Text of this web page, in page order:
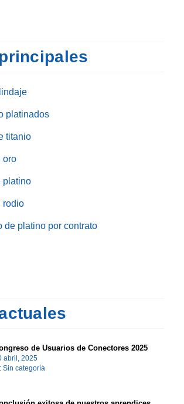
platinados
titanio
oro
platino
rodio
de platino por contrato
de Usuarios de Conectores 2025
abril, 2025
Sin categoría